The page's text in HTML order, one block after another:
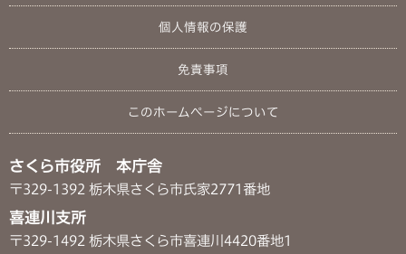
個人情報の保護
免責事項
このホームページについて
さくら市役所 本庁舎
〒329-1392 栃木県さくら市氏家2771番地
喜連川支所
〒329-1492 栃木県さくら市喜連川4420番地1